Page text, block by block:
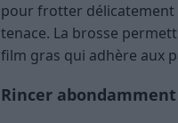
pour frotter délicatement
tenace. La brosse
film gras qui adhère aux
Rincer